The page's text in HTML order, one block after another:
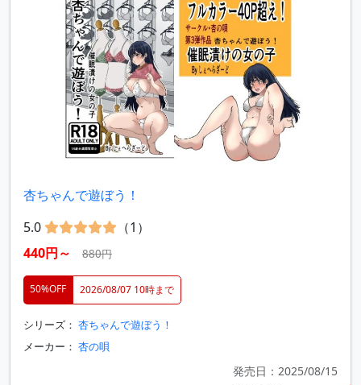
杏ちゃんで遊ぼう！
5.0
（1）
440円～
880円
50%OFF 2026/08/07 10時まで
シリーズ： 杏ちゃんで遊ぼう！
メーカー： 杏の唄
発売日：2025/08/15